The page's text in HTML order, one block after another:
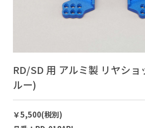
RD/SD 用 アルミ製 リヤシ
ルー)
￥5,500(税別)